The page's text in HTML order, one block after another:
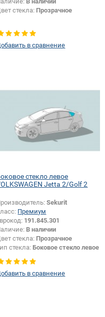
стекла: Прозрачное
в сравнение
стекло левое
Jetta 2/Golf 2
Sekurit
Премиум
191.845.301
В наличии
стекла: Прозрачное
стекла: Боковое стекло левое
в сравнение